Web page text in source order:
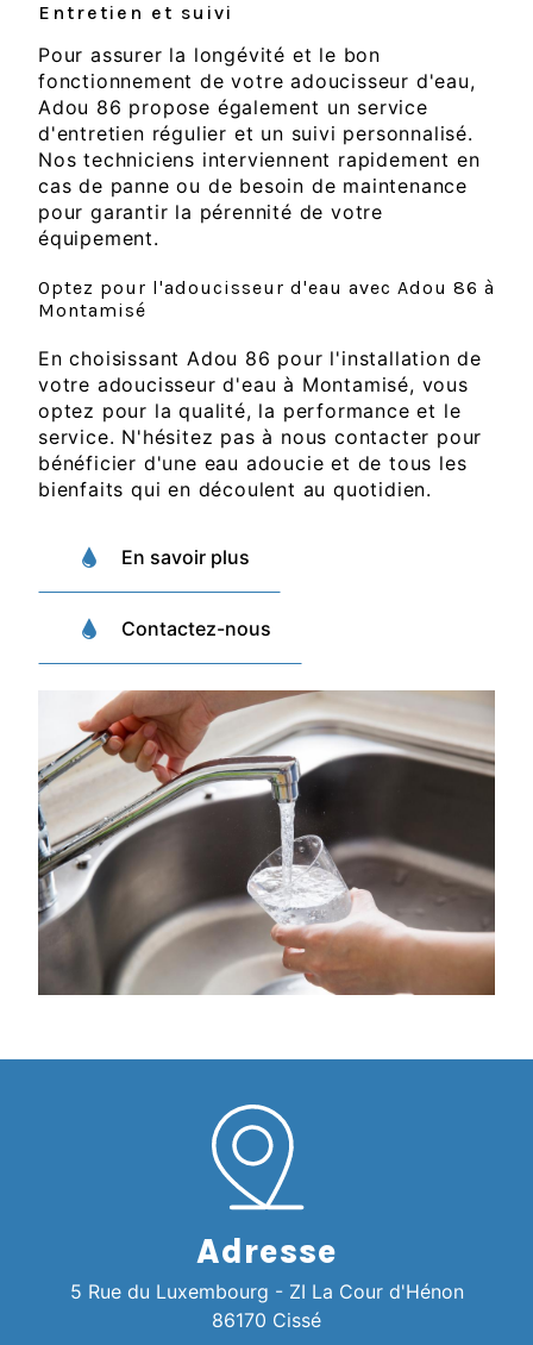
Entretien et suivi
Pour assurer la longévité et le bon
fonctionnement de votre adoucisseur d'eau,
Adou 86 propose également un service
d'entretien régulier et un suivi personnalisé.
Nos techniciens interviennent rapidement en
cas de panne ou de besoin de maintenance
pour garantir la pérennité de votre
équipement.
Optez pour l'adoucisseur d'eau avec Adou 86 à
Montamisé
En choisissant Adou 86 pour l'installation de
votre adoucisseur d'eau à Montamisé, vous
optez pour la qualité, la performance et le
service. N'hésitez pas à nous contacter pour
bénéficier d'une eau adoucie et de tous les
bienfaits qui en découlent au quotidien.
En savoir plus
Contactez-nous
Adresse
5 Rue du Luxembourg - ZI La Cour d'Hénon
86170 Cissé